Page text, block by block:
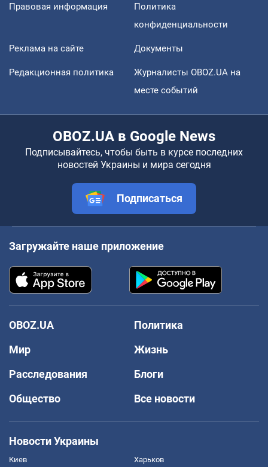
Правовая информация
Политика
конфиденциальности
Реклама на сайте Документы
Редакционная политика
Журналисты OBOZ.UA на
месте событий
OBOZ.UA в Google News
Подписывайтесь, чтобы быть в курсе последних
новостей Украины и мира сегодня
Подписаться
Загружайте наше приложение
OBOZ.UA
Политика
Мир
Жизнь
Расследования
Блоги
Общество
Все новости
Новости Украины
Киев Харьков